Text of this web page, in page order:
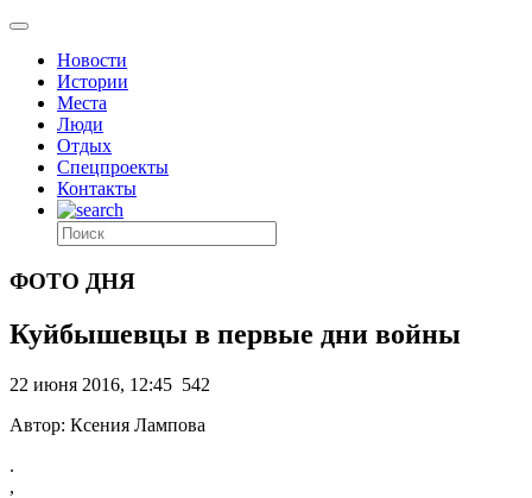
Новости
Истории
Места
Люди
Отдых
Спецпроекты
Контакты
ФОТО ДНЯ
Куйбышевцы в первые дни войны
22 июня 2016, 12:45 542
Автор: Ксения Лампова
.
,